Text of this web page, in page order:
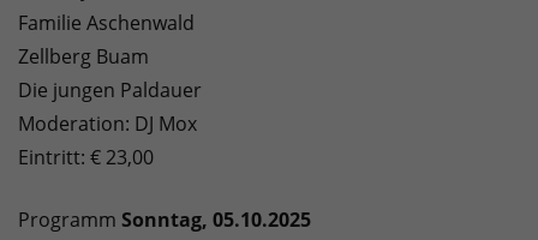
Familie Aschenwald
Zellberg Buam
Die jungen Paldauer
Moderation: DJ Mox
Eintritt: € 23,00
Programm Sonntag, 05.10.2025